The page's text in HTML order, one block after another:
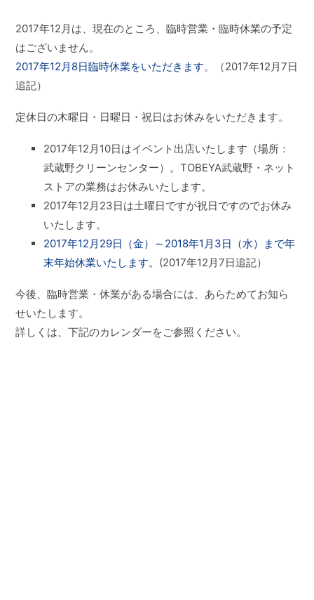
2017年12月は、現在のところ、臨時営業・臨時休業の予定
はございません。
2017年12月8日臨時休業をいただきます。
（2017年12月7日
追記）
定休日の木曜日・日曜日・祝日はお休みをいただきます。
2017年12月10日はイベント出店いたします（場所：
武蔵野クリーンセンター）。TOBEYA武蔵野・ネット
ストアの業務はお休みいたします。
2017年12月23日は土曜日ですが祝日ですのでお休み
いたします。
2017年12月29日（金）～2018年1月3日（水）まで年
末年始休業いたします。 (2017年12月7日追記）
今後、臨時営業・休業がある場合には、あらためてお知ら
せいたします。
詳しくは、下記のカレンダーをご参照ください。